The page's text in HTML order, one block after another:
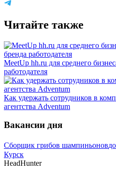
Читайте также
MeetUp hh.ru для среднего
работодателя
Как удержать сотрудников в
агентства Adventum
Вакансии дня
Сборщик грибов шампиньоновдо
Курск
HeadHunter